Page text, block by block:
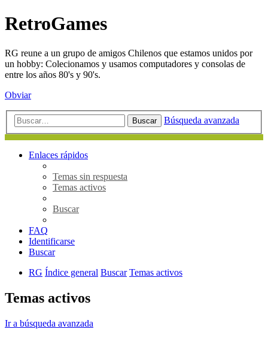
RetroGames
RG reune a un grupo de amigos Chilenos que estamos unidos por
un hobby: Colecionamos y usamos computadores y consolas de
entre los años 80's y 90's.
Obviar
Buscar Búsqueda avanzada
Enlaces rápidos
Temas sin respuesta
Temas activos
Buscar
FAQ
Identificarse
Buscar
RG Índice general Buscar Temas activos
Temas activos
Ir a búsqueda avanzada